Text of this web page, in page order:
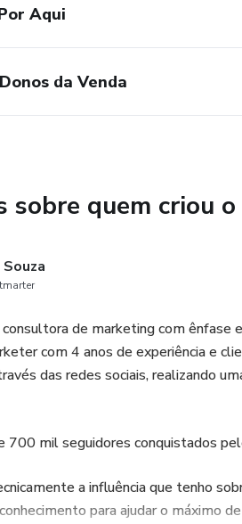
Aqui
da Venda
sobre quem criou
consultora de marketing com
com 4 anos de experiência e
das redes sociais, realizando
700 mil seguidores conquistados
a influência que tenho
para ajudar o máximo